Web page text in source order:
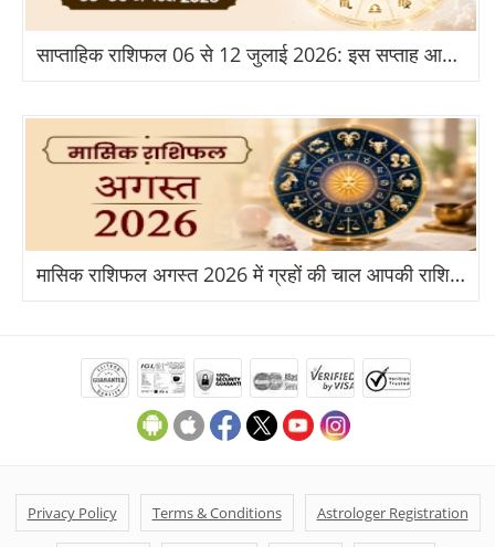
साप्ताहिक राशिफल 06 से 12 जुलाई 2026: इस सप्ताह आपकी राशि के लिए क्या है खास?
मासिक राशिफल अगस्त 2026 में ग्रहों की चाल आपकी राशि पर क्या असर डालेगी?
Privacy Policy Terms & Conditions Astrologer Registration